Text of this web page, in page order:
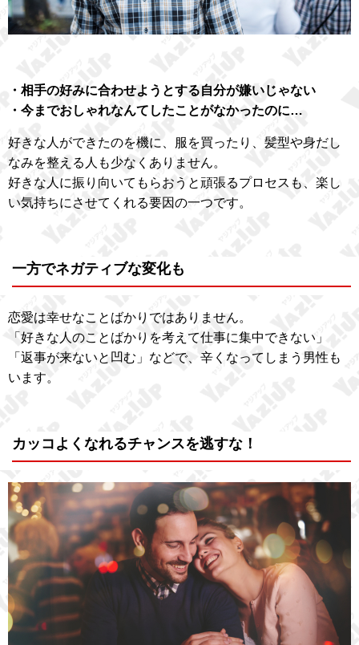
・相手の好みに合わせようとする自分が嫌いじゃない
・今までおしゃれなんてしたことがなかったのに…
好きな人ができたのを機に、服を買ったり、髪型や身だし
なみを整える人も少なくありません。
好きな人に振り向いてもらおうと頑張るプロセスも、楽し
い気持ちにさせてくれる要因の一つです。
一方でネガティブな変化も
恋愛は幸せなことばかりではありません。
「好きな人のことばかりを考えて仕事に集中できない」
「返事が来ないと凹む」などで、辛くなってしまう男性も
います。
カッコよくなれるチャンスを逃すな！